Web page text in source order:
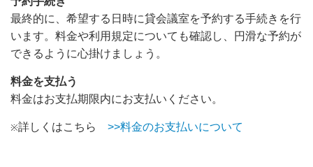
最終的に、希望する日時に貸会議室を予約する手続きを行
います。料金や利用規定についても確認し、円滑な予約が
できるように心掛けましょう。
料金を支払う
料金はお支払期限内にお支払いください。
※詳しくはこちら >>料金のお支払いについて